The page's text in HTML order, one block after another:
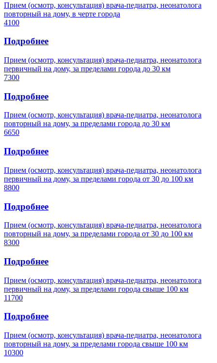
Прием (осмотр, консультация) врача-педиатра, неонатолога
повторный на дому, в черте города
4100
Подробнее
Прием (осмотр, консультация) врача-педиатра, неонатолога
первичный на дому, за пределами города до 30 км
7300
Подробнее
Прием (осмотр, консультация) врача-педиатра, неонатолога
повторный на дому, за пределами города до 30 км
6650
Подробнее
Прием (осмотр, консультация) врача-педиатра, неонатолога
первичный на дому, за пределами города от 30 до 100 км
8800
Подробнее
Прием (осмотр, консультация) врача-педиатра, неонатолога
повторный на дому, за пределами города от 30 до 100 км
8300
Подробнее
Прием (осмотр, консультация) врача-педиатра, неонатолога
первичный на дому, за пределами города свыше 100 км
11700
Подробнее
Прием (осмотр, консультация) врача-педиатра, неонатолога
повторный на дому, за пределами города свыше 100 км
10300